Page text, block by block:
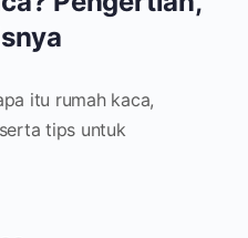
itu rumah kaca,
tips untuk